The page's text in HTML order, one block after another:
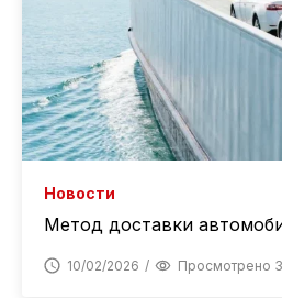
Новости
Метод доставки
10/02/2026 Просмотрено